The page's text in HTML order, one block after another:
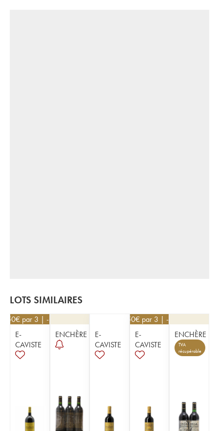
LOTS SIMILAIRES
€ par 3 | -10%
E-
CAVISTE
ENCHÈRE
E-
CAVISTE
22,50€ par 3 | -10%
E-
CAVISTE
ENCHÈRE
TVA
récupérable